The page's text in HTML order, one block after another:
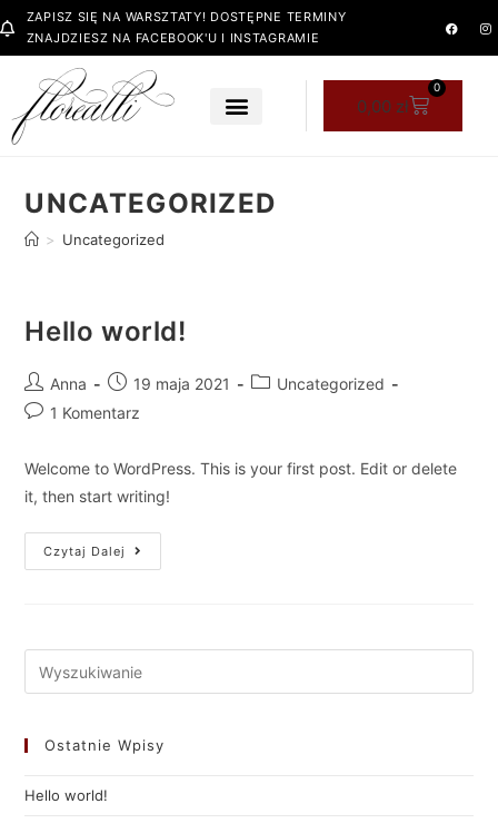
ZAPISZ SIĘ NA WARSZTATY! DOSTĘPNE TERMINY
ZNAJDZIESZ NA FACEBOOK'U I INSTAGRAMIE
0,00 zł
0
UNCATEGORIZED
> Uncategorized
Hello world!
Anna 19 maja 2021
Uncategorized
1 Komentarz
Welcome to WordPress. This is your first post. Edit or delete
it, then start writing!
Czytaj Dalej
Ostatnie Wpisy
Hello world!